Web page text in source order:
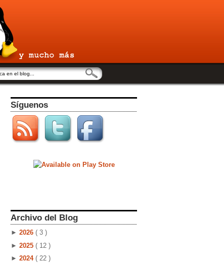
Síguenos
Archivo del Blog
► 2026 ( 3 )
► 2025 ( 12 )
► 2024 ( 22 )